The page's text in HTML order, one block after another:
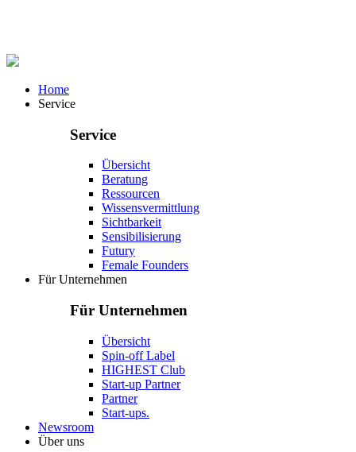
Home
Service
Service
Übersicht
Beratung
Ressourcen
Wissensvermittlung
Sichtbarkeit
Sensibilisierung
Futury
Female Founders
Für Unternehmen
Für Unternehmen
Übersicht
Spin-off Label
HIGHEST Club
Start-up Partner
Partner
Start-ups.
Newsroom
Über uns